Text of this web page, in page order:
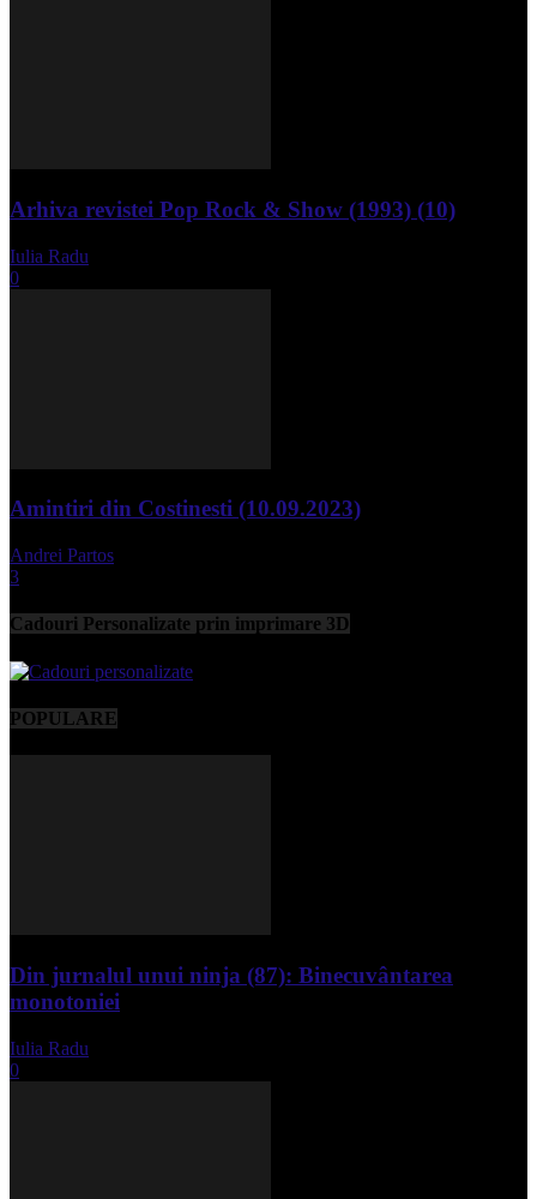
Arhiva revistei Pop Rock & Show (1993) (10)
Iulia Radu
0
Amintiri din Costinesti (10.09.2023)
Andrei Partos
3
Cadouri Personalizate prin imprimare 3D
POPULARE
Din jurnalul unui ninja (87): Binecuvântarea
monotoniei
Iulia Radu
0